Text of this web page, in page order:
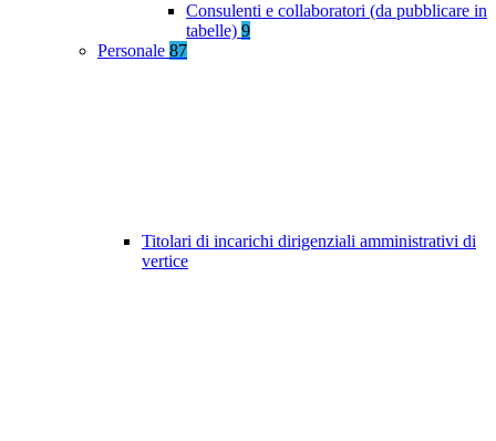
Consulenti e collaboratori (da pubblicare in
tabelle) 9
Personale 87
Titolari di incarichi dirigenziali amministrativi di
vertice